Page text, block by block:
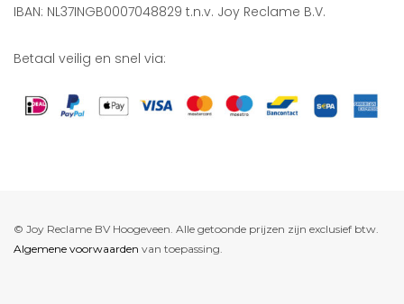
IBAN: NL37INGB0007048829 t.n.v. Joy Reclame B.V.
Betaal veilig en snel via:
© Joy Reclame BV Hoogeveen. Alle getoonde prijzen zijn exclusief btw.
Algemene voorwaarden van toepassing.